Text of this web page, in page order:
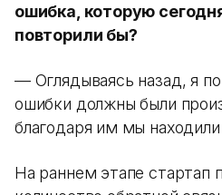
ошибка, которую
повторили бы?
— Оглядываясь назад, я
ошибки должны были
благодаря им мы
На раннем этапе стартап